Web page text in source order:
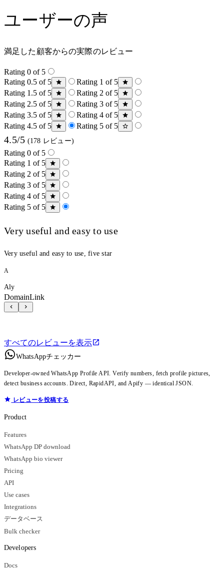
ユーザーの声
満足した顧客からの実際のレビュー
Rating 0 of 5
Rating 0.5 of 5
Rating 1 of 5
Rating 1.5 of 5
Rating 2 of 5
Rating 2.5 of 5
Rating 3 of 5
Rating 3.5 of 5
Rating 4 of 5
Rating 4.5 of 5
Rating 5 of 5
4.5/5 (178 レビュー)
Rating 0 of 5
Rating 1 of 5
Rating 2 of 5
Rating 3 of 5
Rating 4 of 5
Rating 5 of 5
Very useful and easy to use
Very useful and easy to use, five star
A
Aly
DomainLink
すべてのレビューを表示
WhatsAppチェッカー
Developer-owned WhatsApp Profile API. Verify numbers, fetch profile pictures,
detect business accounts. Direct, RapidAPI, and Apify — identical JSON.
レビューを投稿する
Product
Features
WhatsApp DP download
WhatsApp bio viewer
Pricing
API
Use cases
Integrations
データベース
Bulk checker
Developers
Docs